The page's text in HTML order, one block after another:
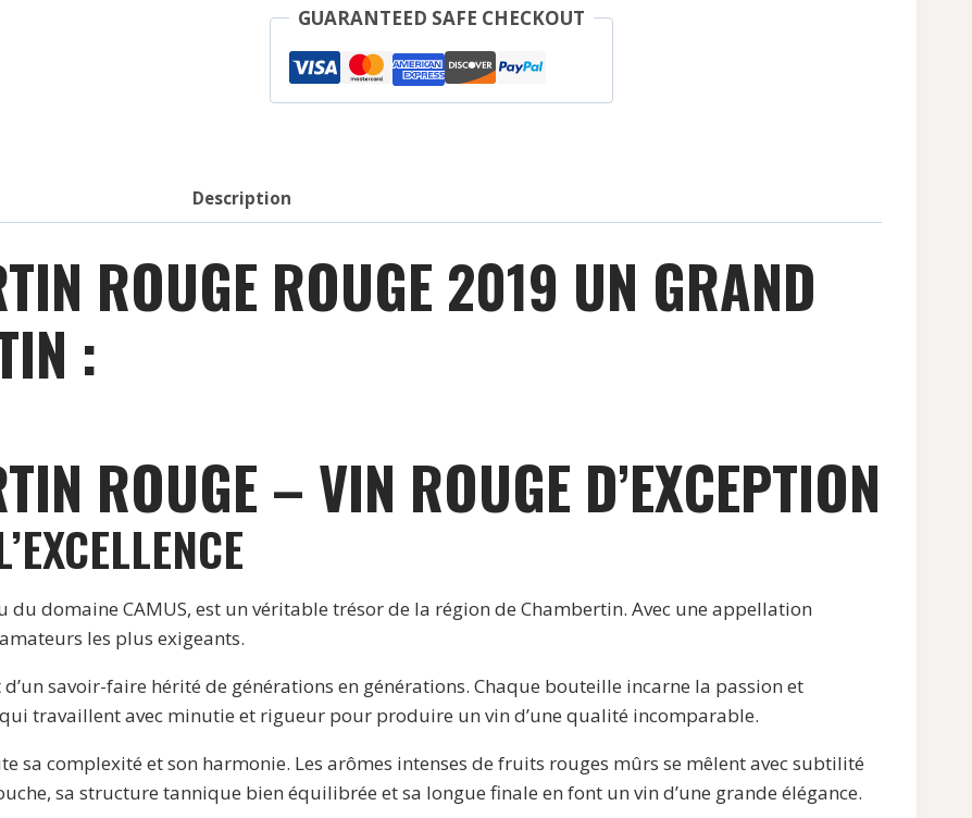
-
Rouge
GUARANTEED SAFE CHECKOUT
Description
ROUGE ROUGE 2019 UN GRAND
:
ROUGE – VIN ROUGE D’EXCEPTION
du domaine CAMUS, est un véritable trésor de la région de Chambertin. Avec une appellation
les plus exigeants.
d’un savoir-faire hérité de générations en générations. Chaque bouteille incarne la passion et
qui travaillent avec minutie et rigueur pour produire un vin d’une qualité incomparable.
sa complexité et son harmonie. Les arômes intenses de fruits rouges mûrs se mêlent avec subtilité
sa structure tannique bien équilibrée et sa longue finale en font un vin d’une grande élégance.